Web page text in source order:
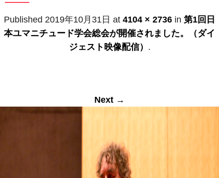
Published 2019年10月31日 at 4104 × 2736 in 第1回日
本ユマニチュード学会総会が開催されました。（ダイ
ジェスト映像配信） .
Next →